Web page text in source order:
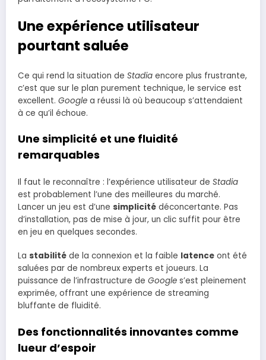
Une expérience utilisateur
pourtant saluée
Ce qui rend la situation de Stadia encore plus frustrante,
c’est que sur le plan purement technique, le service est
excellent. Google a réussi là où beaucoup s’attendaient
à ce qu’il échoue.
Une simplicité et une fluidité
remarquables
Il faut le reconnaître : l’expérience utilisateur de Stadia
est probablement l’une des meilleures du marché.
Lancer un jeu est d’une simplicité déconcertante. Pas
d’installation, pas de mise à jour, un clic suffit pour être
en jeu en quelques secondes.
La stabilité de la connexion et la faible latence ont été
saluées par de nombreux experts et joueurs. La
puissance de l’infrastructure de Google s’est pleinement
exprimée, offrant une expérience de streaming
bluffante de fluidité.
Des fonctionnalités innovantes comme
lueur d’espoir